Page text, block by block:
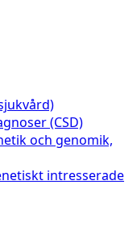
(CSD)
och genomik,
intresserade